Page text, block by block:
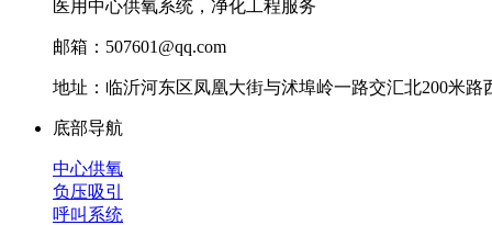
医用中心供氧系统，净化工程服务
邮箱：507601@qq.com
地址：临沂河东区凤凰大街与沭埠岭一路交汇北200米路
底部导航
中心供氧
负压吸引
呼叫系统